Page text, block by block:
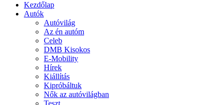
Kezdőlap
Autók
Autóvilág
Az én autóm
Celeb
DMB Kisokos
E-Mobility
Hírek
Kiállítás
Kipróbáltuk
Nők az autóvilágban